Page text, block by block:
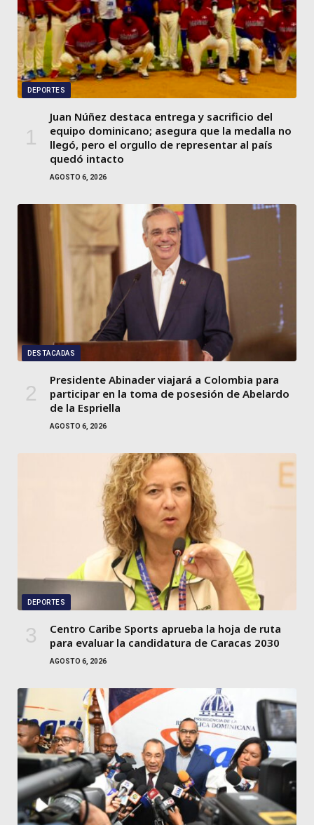
DEPORTES
Juan Núñez destaca entrega y sacrificio del
equipo dominicano; asegura que la medalla no
llegó, pero el orgullo de representar al país
quedó intacto
AGOSTO 6, 2026
DESTACADAS
Presidente Abinader viajará a Colombia para
participar en la toma de posesión de Abelardo
de la Espriella
AGOSTO 6, 2026
DEPORTES
Centro Caribe Sports aprueba la hoja de ruta
para evaluar la candidatura de Caracas 2030
AGOSTO 6, 2026